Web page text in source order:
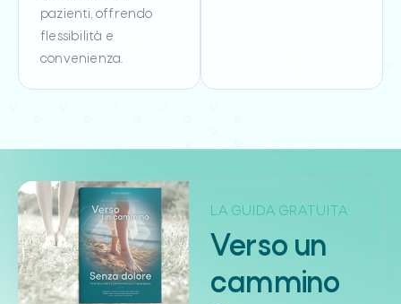
pazienti, offrendo
flessibilità e
convenienza.
LA GUIDA GRATUITA
Verso un
cammino